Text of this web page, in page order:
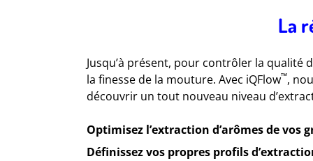
La
Jusqu’à présent, pour contrôler la qualité
la finesse de la mouture. Avec iQFlow™,
découvrir un tout nouveau niveau
Optimisez l’extraction d’arômes de vos
Définissez vos propres profils